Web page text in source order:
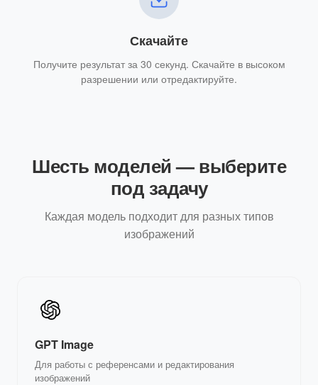
Скачайте
Получите результат за 30 секунд. Скачайте в высоком
разрешении или отредактируйте.
Шесть моделей — выберите
под задачу
Каждая модель подходит для разных типов
изображений
GPT Image
Для работы с референсами и редактирования
изображений